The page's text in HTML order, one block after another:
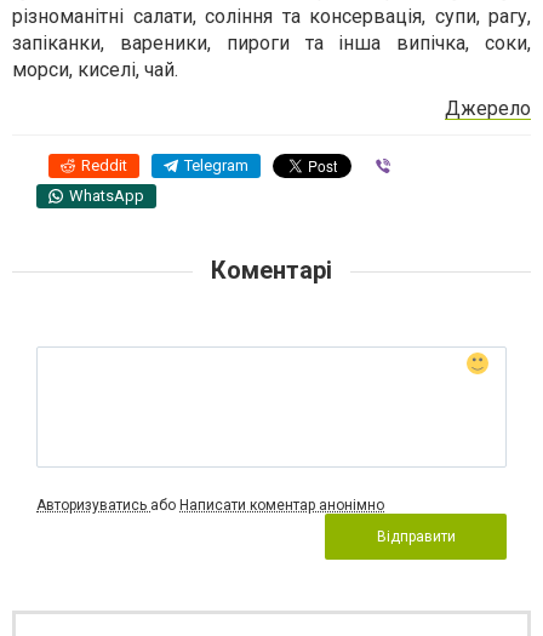
різноманітні салати, соління та консервація, супи, рагу,
запіканки, вареники, пироги та інша випічка, соки,
морси, киселі, чай.
Джерело
Reddit Telegram
WhatsApp
Коментарі
Авторизуватись або Написати коментар анонімно
Відправити